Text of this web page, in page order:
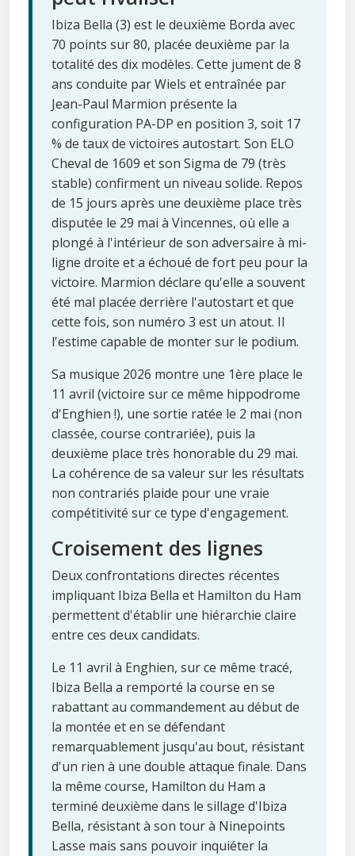
Ibiza Bella (3) est le deuxième Borda avec
70 points sur 80, placée deuxième par la
totalité des dix modèles. Cette jument de 8
ans conduite par Wiels et entraînée par
Jean-Paul Marmion présente la
configuration PA-DP en position 3, soit 17
% de taux de victoires autostart. Son ELO
Cheval de 1609 et son Sigma de 79 (très
stable) confirment un niveau solide. Repos
de 15 jours après une deuxième place très
disputée le 29 mai à Vincennes, où elle a
plongé à l'intérieur de son adversaire à mi-
ligne droite et a échoué de fort peu pour la
victoire. Marmion déclare qu'elle a souvent
été mal placée derrière l'autostart et que
cette fois, son numéro 3 est un atout. Il
l'estime capable de monter sur le podium.
Sa musique 2026 montre une 1ère place le
11 avril (victoire sur ce même hippodrome
d'Enghien !), une sortie ratée le 2 mai (non
classée, course contrariée), puis la
deuxième place très honorable du 29 mai.
La cohérence de sa valeur sur les résultats
non contrariés plaide pour une vraie
compétitivité sur ce type d'engagement.
Croisement des lignes
Deux confrontations directes récentes
impliquant Ibiza Bella et Hamilton du Ham
permettent d'établir une hiérarchie claire
entre ces deux candidats.
Le 11 avril à Enghien, sur ce même tracé,
Ibiza Bella a remporté la course en se
rabattant au commandement au début de
la montée et en se défendant
remarquablement jusqu'au bout, résistant
d'un rien à une double attaque finale. Dans
la même course, Hamilton du Ham a
terminé deuxième dans le sillage d'Ibiza
Bella, résistant à son tour à Ninepoints
Lasse mais sans pouvoir inquiéter la